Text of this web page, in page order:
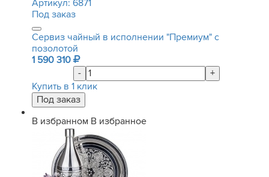
Артикул: 6871
Под заказ
Сервиз чайный в исполнении "Премиум" с
позолотой
1 590 310
-
+
Купить в 1 клик
В избранном В избранное